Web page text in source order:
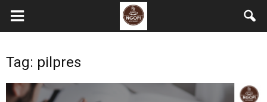
Tag: pilpres